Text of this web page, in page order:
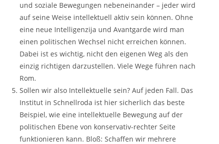
und soziale Bewegungen nebeneinander – jeder wird
auf seine Weise intellektuell aktiv sein können. Ohne
eine neue Intelligenzija und Avantgarde wird man
einen politischen Wechsel nicht erreichen können.
Dabei ist es wichtig, nicht den eigenen Weg als den
einzig richtigen darzustellen. Viele Wege führen nach
Rom.
Sollen wir also Intellektuelle sein? Auf jeden Fall. Das
Institut in Schnellroda ist hier sicherlich das beste
Beispiel, wie eine intellektuelle Bewegung auf der
politischen Ebene von konservativ-rechter Seite
funktionieren kann. Bloß: Schaffen wir mehrere